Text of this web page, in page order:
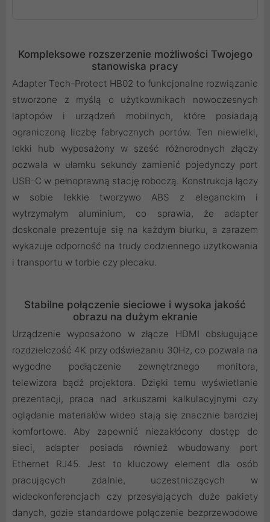
Kompleksowe rozszerzenie możliwości Twojego
stanowiska pracy
Adapter Tech-Protect HB02 to funkcjonalne rozwiązanie
stworzone z myślą o użytkownikach nowoczesnych
laptopów i urządzeń mobilnych, które posiadają
ograniczoną liczbę fabrycznych portów. Ten niewielki,
lekki hub wyposażony w sześć różnorodnych złączy
pozwala w ułamku sekundy zamienić pojedynczy port
USB-C w pełnoprawną stację roboczą. Konstrukcja łączy
w sobie lekkie tworzywo ABS z eleganckim i
wytrzymałym aluminium, co sprawia, że adapter
doskonale prezentuje się na każdym biurku, a zarazem
wykazuje odporność na trudy codziennego użytkowania
i transportu w torbie czy plecaku.
Stabilne połączenie sieciowe i wysoka jakość
obrazu na dużym ekranie
Urządzenie wyposażono w złącze HDMI obsługujące
rozdzielczość 4K przy odświeżaniu 30Hz, co pozwala na
wygodne podłączenie zewnętrznego monitora,
telewizora bądź projektora. Dzięki temu wyświetlanie
prezentacji, praca nad arkuszami kalkulacyjnymi czy
oglądanie materiałów wideo stają się znacznie bardziej
komfortowe. Aby zapewnić niezakłócony dostęp do
sieci, adapter posiada również wbudowany port
Ethernet RJ45. Jest to kluczowy element dla osób
pracujących zdalnie, uczestniczących w
wideokonferencjach czy przesyłających duże pakiety
danych, gdzie standardowe połączenie bezprzewodowe